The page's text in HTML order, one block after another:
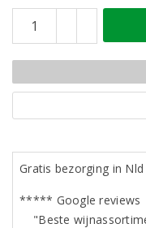
Gratis bezorging in
***** Google reviews
"Beste